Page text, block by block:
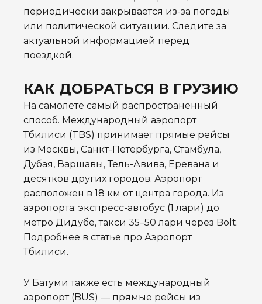
периодически закрывается из-за погоды
или политической ситуации. Следите за
актуальной информацией перед
поездкой.
КАК ДОБРАТЬСЯ В ГРУЗИЮ
На самолёте самый распространённый
способ. Международный аэропорт
Тбилиси (TBS) принимает прямые рейсы
из Москвы, Санкт-Петербурга, Стамбула,
Дубая, Варшавы, Тель-Авива, Еревана и
десятков других городов. Аэропорт
расположен в 18 км от центра города. Из
аэропорта: экспресс-автобус (1 лари) до
метро Дидубе, такси 35–50 лари через Bolt.
Подробнее в статье про Аэропорт
Тбилиси.
У Батуми также есть международный
аэропорт (BUS) — прямые рейсы из